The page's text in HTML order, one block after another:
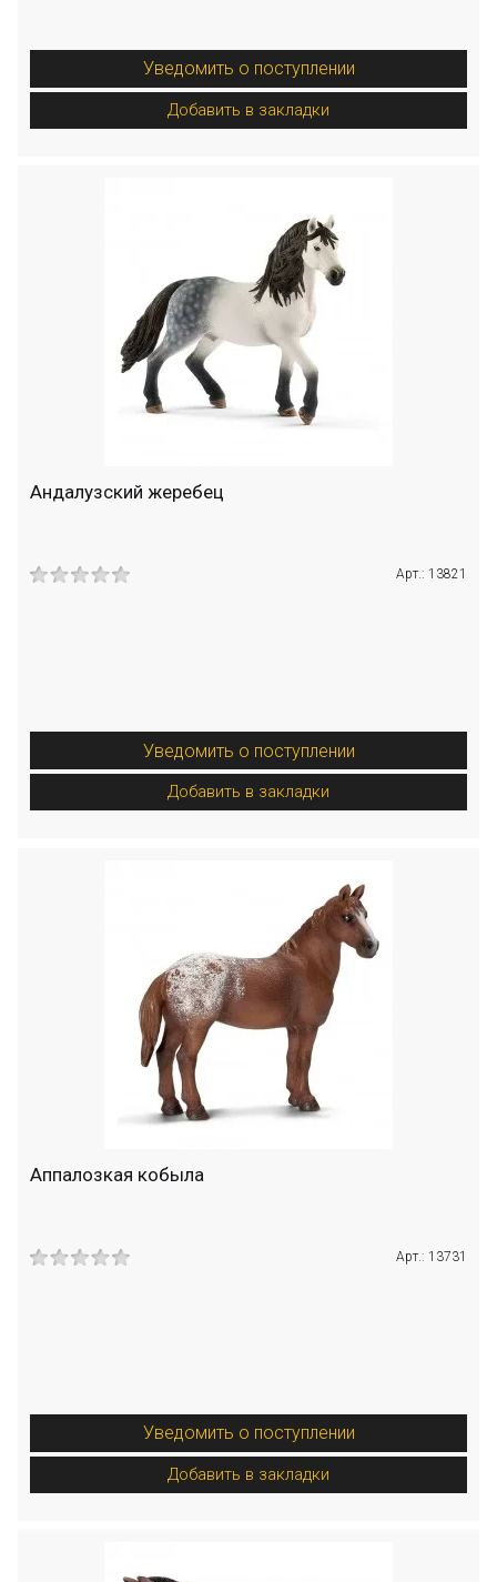
Уведомить о поступлении
Добавить в закладки
Андалузский жеребец
Арт.: 13821
Уведомить о поступлении
Добавить в закладки
Аппалозкая кобыла
Арт.: 13731
Уведомить о поступлении
Добавить в закладки